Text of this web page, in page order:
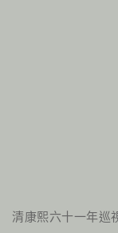
清康熙六十一年巡